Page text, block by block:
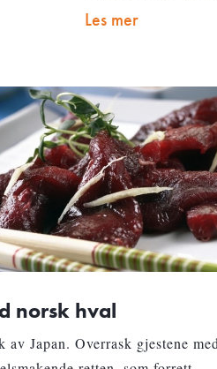
Les mer
norsk hval
av Japan. Overrask gjestene